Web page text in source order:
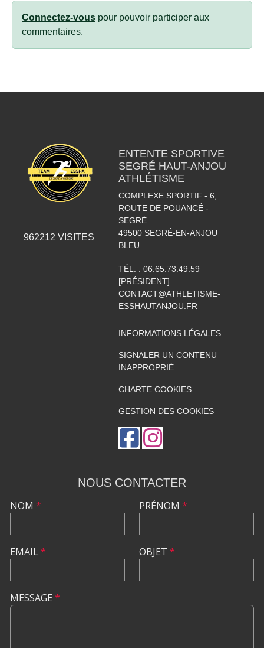
Connectez-vous pour pouvoir participer aux
commentaires.
962212 VISITES
ENTENTE SPORTIVE
SEGRÉ HAUT-ANJOU
ATHLÉTISME
COMPLEXE SPORTIF - 6,
ROUTE DE POUANCÉ -
SEGRÉ
49500 SEGRÉ-EN-ANJOU
BLEU
TÉL. : 06.65.73.49.59
[PRÉSIDENT]
CONTACT@ATHLETISME-
ESSHAUTANJOU.FR
INFORMATIONS LÉGALES
SIGNALER UN CONTENU
INAPPROPRIÉ
CHARTE COOKIES
GESTION DES COOKIES
NOUS CONTACTER
NOM *
EMAIL*
PRÉNOM *
OBJET *
MESSAGE *